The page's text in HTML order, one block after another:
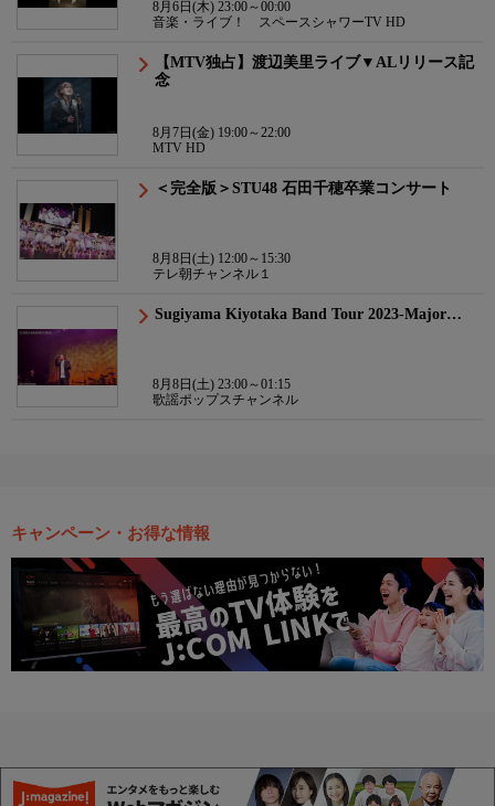
8月6日(木) 23:00～00:00
音楽・ライブ！ スペースシャワーTV HD
【MTV独占】渡辺美里ライブ▼ALリリース記
念
8月7日(金) 19:00～22:00
MTV HD
＜完全版＞STU48 石田千穂卒業コンサート
8月8日(土) 12:00～15:30
テレ朝チャンネル１
Sugiyama Kiyotaka Band Tour 2023-Major…
8月8日(土) 23:00～01:15
歌謡ポップスチャンネル
キャンペーン・お得な情報